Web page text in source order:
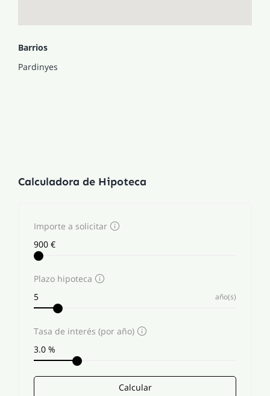
Barrios
Pardinyes
Calculadora de Hipoteca
Importe a solicitar
Plazo hipoteca
año(s)
Tasa de interés (por año)
Calcular